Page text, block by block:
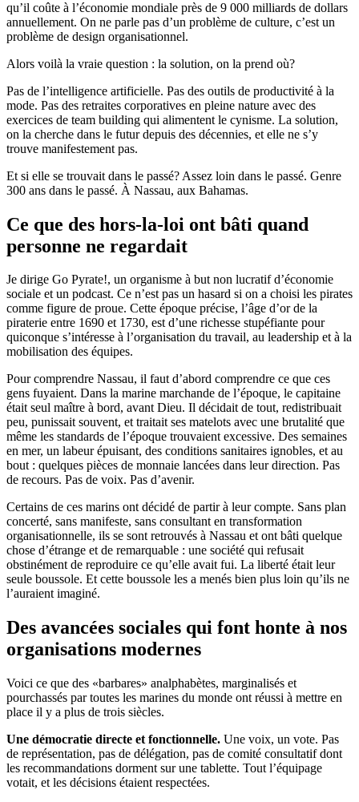
qu’il coûte à l’économie mondiale près de 9 000 milliards de dollars
annuellement. On ne parle pas d’un problème de culture, c’est un
problème de design organisationnel.
Alors voilà la vraie question : la solution, on la prend où?
Pas de l’intelligence artificielle. Pas des outils de productivité à la
mode. Pas des retraites corporatives en pleine nature avec des
exercices de team building qui alimentent le cynisme. La solution,
on la cherche dans le futur depuis des décennies, et elle ne s’y
trouve manifestement pas.
Et si elle se trouvait dans le passé? Assez loin dans le passé. Genre
300 ans dans le passé. À Nassau, aux Bahamas.
Ce que des hors-la-loi ont bâti quand
personne ne regardait
Je dirige Go Pyrate!, un organisme à but non lucratif d’économie
sociale et un podcast. Ce n’est pas un hasard si on a choisi les pirates
comme figure de proue. Cette époque précise, l’âge d’or de la
piraterie entre 1690 et 1730, est d’une richesse stupéfiante pour
quiconque s’intéresse à l’organisation du travail, au leadership et à la
mobilisation des équipes.
Pour comprendre Nassau, il faut d’abord comprendre ce que ces
gens fuyaient. Dans la marine marchande de l’époque, le capitaine
était seul maître à bord, avant Dieu. Il décidait de tout, redistribuait
peu, punissait souvent, et traitait ses matelots avec une brutalité que
même les standards de l’époque trouvaient excessive. Des semaines
en mer, un labeur épuisant, des conditions sanitaires ignobles, et au
bout : quelques pièces de monnaie lancées dans leur direction. Pas
de recours. Pas de voix. Pas d’avenir.
Certains de ces marins ont décidé de partir à leur compte. Sans plan
concerté, sans manifeste, sans consultant en transformation
organisationnelle, ils se sont retrouvés à Nassau et ont bâti quelque
chose d’étrange et de remarquable : une société qui refusait
obstinément de reproduire ce qu’elle avait fui. La liberté était leur
seule boussole. Et cette boussole les a menés bien plus loin qu’ils ne
l’auraient imaginé.
Des avancées sociales qui font honte à nos
organisations modernes
Voici ce que des «barbares» analphabètes, marginalisés et
pourchassés par toutes les marines du monde ont réussi à mettre en
place il y a plus de trois siècles.
Une démocratie directe et fonctionnelle. Une voix, un vote. Pas
de représentation, pas de délégation, pas de comité consultatif dont
les recommandations dorment sur une tablette. Tout l’équipage
votait, et les décisions étaient respectées.